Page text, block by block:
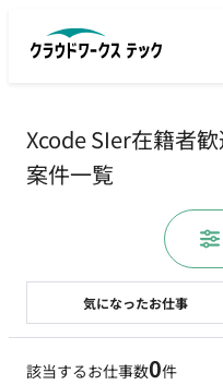
Xcode SIer在籍者
案件一覧
該当するお仕事数0件
気になったお仕事